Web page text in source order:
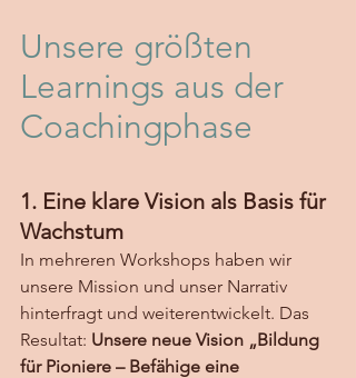
Unsere größten
Learnings aus der
Coachingphase
1. Eine klare Vision als Basis für
Wachstum
In mehreren Workshops haben wir
unsere Mission und unser Narrativ
hinterfragt und weiterentwickelt. Das
Resultat: Unsere neue Vision „Bildung
für Pioniere – Befähige eine